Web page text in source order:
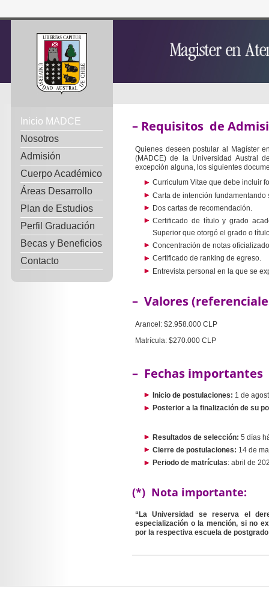
Inicio MADCE
Nosotros
Admisión
Cuerpo Académico
Áreas Desarrollo
Plan de Estudios
Perfil Graduación
Becas y Beneficios
Contacto
– Requisitos de
Quienes deseen postular al Magíster
(MADCE) de la Universidad Austral
excepción alguna, los siguientes
Curriculum Vitae que debe incluir
Carta de intención
Dos cartas de recomendación.
Certificado de título y grado
Superior que otorgó el grado o
Concentración de notas
Certificado de ranking de egreso.
Entrevista personal en la que se
– Valores
Arancel: $2.958.000 CLP
Matrícula: $270.000 CLP
– Fechas importantes
Inicio de postulaciones: 1 de
Posterior a la finalización de su
Resultados de selección: 5 días
Cierre de postulaciones: 14 de
Periodo de matrículas: abril de
(*) Nota importante:
“La Universidad se reserva el
especialización o la mención, si no
por la respectiva escuela de